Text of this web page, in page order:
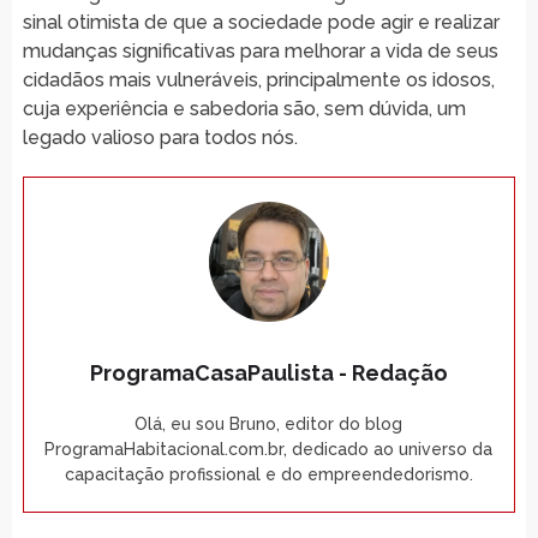
sinal otimista de que a sociedade pode agir e realizar
mudanças significativas para melhorar a vida de seus
cidadãos mais vulneráveis, principalmente os idosos,
cuja experiência e sabedoria são, sem dúvida, um
legado valioso para todos nós.
ProgramaCasaPaulista - Redação
Olá, eu sou Bruno, editor do blog
ProgramaHabitacional.com.br, dedicado ao universo da
capacitação profissional e do empreendedorismo.